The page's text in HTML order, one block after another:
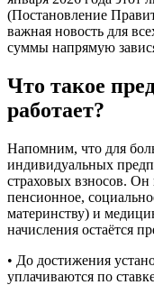
(Постановление
важная новость для
суммы напрямую
Что такое
работает?
Напомним, что для
индивидуальных
страховых взносов. Он
пенсионное,
материнству) и
начисления остаётся
• До достижения
уплачиваются по